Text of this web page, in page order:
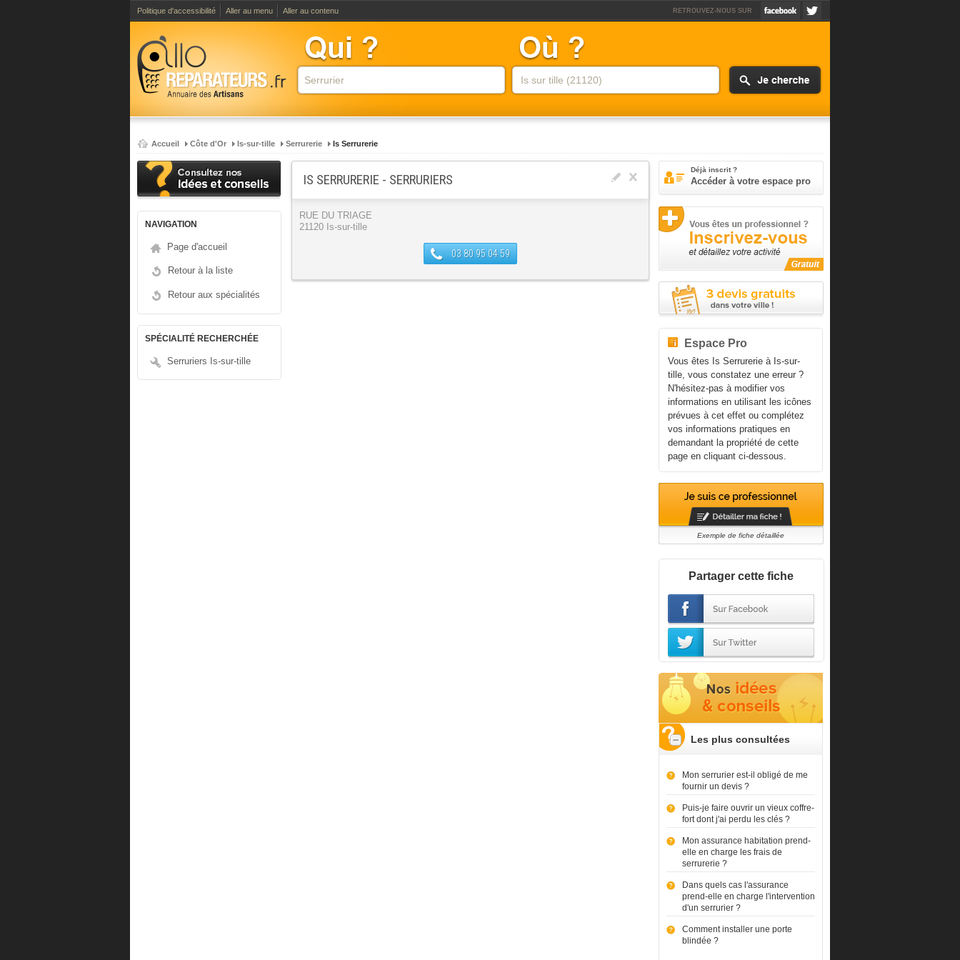
Politique d'accessibilité Aller au menu Aller au contenu RETROUVEZ-NOUS SUR
Accueil Côte d'Or Is-sur-tille Serrurerie Is Serrurerie
NAVIGATION
Page d'accueil
Retour à la liste
Retour aux spécialités
SPÉCIALITÉ RECHERCHÉE
Serruriers Is-sur-tille
IS SERRURERIE - SERRURIERS
RUE DU TRIAGE
21120 Is-sur-tille
03 80 95 04 59
Déjà inscrit ?
Accéder à votre espace pro
Espace Pro
Vous êtes Is Serrurerie à Is-sur-
tille, vous constatez une erreur ?
N'hésitez-pas à modifier vos
informations en utilisant les icônes
prévues à cet effet ou complétez
vos informations pratiques en
demandant la propriété de cette
page en cliquant ci-dessous.
Exemple de fiche détaillée
Partager cette fiche
Les plus consultées
Mon serrurier est-il obligé de me
fournir un devis ?
Puis-je faire ouvrir un vieux coffre-
fort dont j'ai perdu les clés ?
Mon assurance habitation prend-
elle en charge les frais de
serrurerie ?
Dans quels cas l'assurance
prend-elle en charge l'intervention
d'un serrurier ?
Comment installer une porte
blindée ?